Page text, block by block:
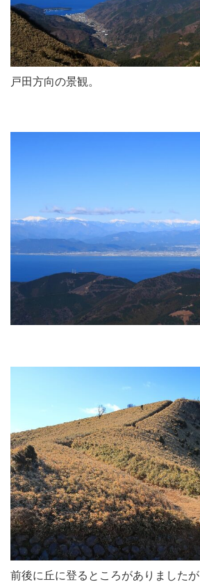
戸田方向の景観。
前後に丘に登るところがありましたが